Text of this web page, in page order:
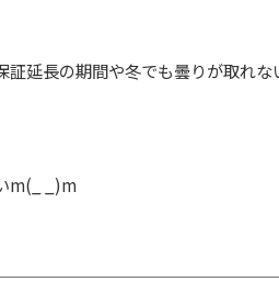
延長の期間や冬でも曇りが取れな
m(_ _)m